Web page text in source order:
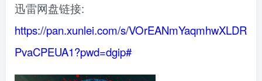
迅雷网盘链接:
https://pan.xunlei.com/s/VOrEANmYaqmhwXLDR
PvaCPEUA1?pwd=dgip#